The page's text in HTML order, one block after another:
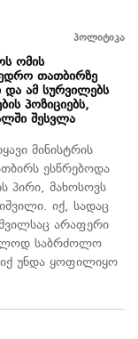
პოლიტიკა
ომის
თათბირზე
და ამ სურვილებს
პოზიციებს,
შესვლა
მინისტრის
ესწრებოდა
პირი, მახოსოვს
იქ, სადაც
არაფერი
საბრძოლო
უნდა ყოფილიყო